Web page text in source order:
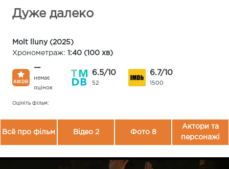
Дуже далеко
Molt lluny (2025)
Хронометраж: 1:40 (100 хв)
—
немає
оцінок
6.5/10
52
6.7/10
1500
Оцініть фільм:
Всё про фільм Відео 2 Фото 8
Актори та
персонажі